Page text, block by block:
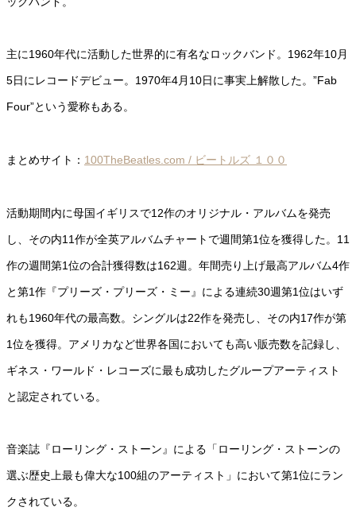
主に1960年代に活動した世界的に有名なロックバンド。1962年10月
5日にレコードデビュー。1970年4月10日に事実上解散した。”Fab
Four”という愛称もある。
まとめサイト： 100TheBeatles.com / ビートルズ １００
活動期間内に母国イギリスで12作のオリジナル・アルバムを発売
し、その内11作が全英アルバムチャートで週間第1位を獲得した。11
作の週間第1位の合計獲得数は162週。年間売り上げ最高アルバム4作
と第1作『プリーズ・プリーズ・ミー』による連続30週第1位はいず
れも1960年代の最高数。シングルは22作を発売し、その内17作が第
1位を獲得。アメリカなど世界各国においても高い販売数を記録し、
ギネス・ワールド・レコーズに最も成功したグループアーティスト
と認定されている。
音楽誌『ローリング・ストーン』による「ローリング・ストーンの
選ぶ歴史上最も偉大な100組のアーティスト」において第1位にラン
クされている。